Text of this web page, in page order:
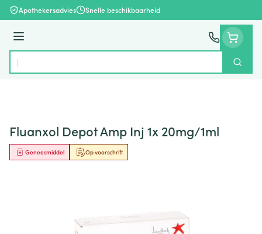
Ga naar de inhoud
Apothekersadvies Snelle beschikbaarheid
Menu
Product, merk, categorie...
Zoek
Fluanxol Depot Amp Inj 1x 20mg/1ml
Op voorschrift
Geneesmiddel